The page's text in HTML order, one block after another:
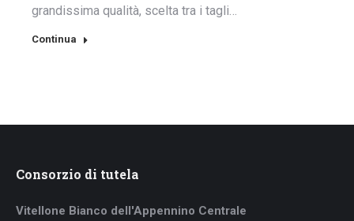
grandissima qualità, scelta tra i tagli…
Continua
Consorzio di tutela
Vitellone Bianco dell'Appennino Centrale